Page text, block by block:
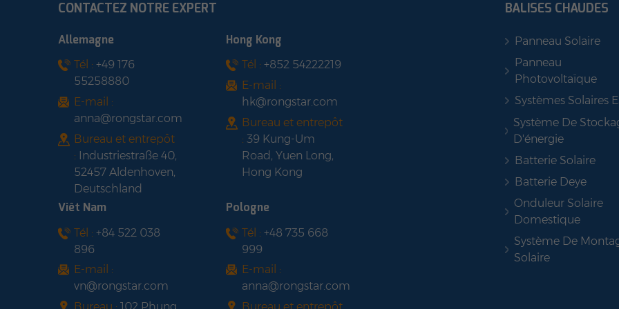
CONTACTEZ NOTRE EXPERT
Allemagne
Tél : +49 176
55258880
E-mail :
anna@rongstar.com
Bureau et entrepôt
: Industriestraße 40,
52457 Aldenhoven,
Deutschland
Hong Kong
Tél :+852 54222219
E-mail :
hk@rongstar.com
Bureau et entrepôt
:39 Kung-Um
Road, Yuen Long,
Hong Kong
Viêt Nam
Tél : +84 522 038
896
E-mail :
vn@rongstar.com
Pologne
Tél :+48 735 668
999
E-mail :
anna@rongstar.com
BALISES CHAUDES
Panneau Solaire
Panneau
Photovoltaïque
Systèmes Solaires
Système De
D'énergie
Batterie Solaire
Batterie Deye
Onduleur Solaire
Domestique
Système De
Solaire